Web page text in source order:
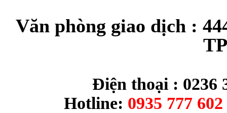
Văn phòng giao dịch :
Điện thoại : 0236
Hotline: 0935 777